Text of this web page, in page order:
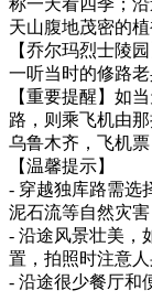
天山腹地茂密的
【乔尔玛烈士陵
一听当时的修路老
【重要提醒】如
路，则乘飞机由
乌鲁木齐，飞机
【温馨提示】
- 穿越独库路需选
泥石流等自然灾害
- 沿途风景壮美，
置，拍照时注意
- 沿途很少餐厅和